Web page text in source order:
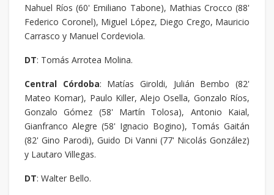
Nahuel Ríos (60' Emiliano Tabone), Mathias Crocco (88'
Federico Coronel), Miguel López, Diego Crego, Mauricio
Carrasco y Manuel Cordeviola.
DT: Tomás Arrotea Molina.
Central Córdoba: Matías Giroldi, Julián Bembo (82'
Mateo Komar), Paulo Killer, Alejo Osella, Gonzalo Ríos,
Gonzalo Gómez (58' Martín Tolosa), Antonio Kaial,
Gianfranco Alegre (58' Ignacio Bogino), Tomás Gaitán
(82' Gino Parodi), Guido Di Vanni (77' Nicolás González)
y Lautaro Villegas.
DT: Walter Bello.